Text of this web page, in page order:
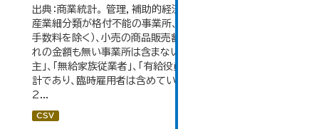
出典：商業統計。 管理，補助的経済活動のみを行う事業所、
産業細分類が格付不能の事業所、卸売の商品販売額（仲立
手数料を除く）、小売の商品販売額及び仲立手数料のいず
れの金額も無い事業所は含まない。 従業者総数は「個人業
主」、「無給家族従業者」、「有給役員」及び「常用雇用者」の
計であり、臨時雇用者は含めていない。 大仙市の統計「6-
2...
CSV